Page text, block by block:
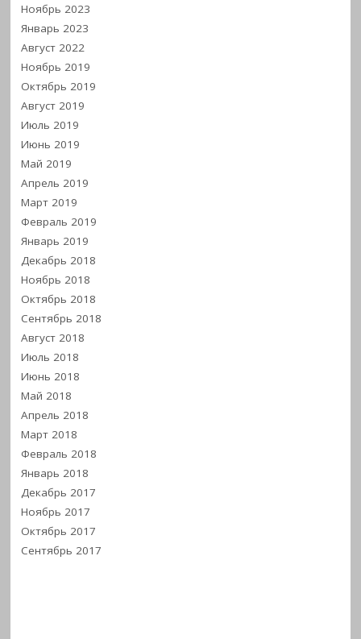
Ноябрь 2023
Январь 2023
Август 2022
Ноябрь 2019
Октябрь 2019
Август 2019
Июль 2019
Июнь 2019
Май 2019
Апрель 2019
Март 2019
Февраль 2019
Январь 2019
Декабрь 2018
Ноябрь 2018
Октябрь 2018
Сентябрь 2018
Август 2018
Июль 2018
Июнь 2018
Май 2018
Апрель 2018
Март 2018
Февраль 2018
Январь 2018
Декабрь 2017
Ноябрь 2017
Октябрь 2017
Сентябрь 2017